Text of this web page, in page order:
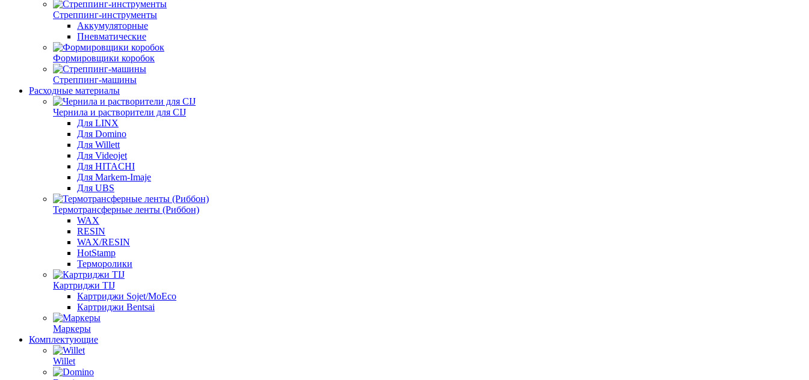
Стреппинг-инструменты
Аккумуляторные
Пневматические
Формировщики коробок
Стреппинг-машины
Расходные материалы
Чернила и растворители для CIJ
Для LINX
Для Domino
Для Willett
Для Videojet
Для HITACHI
Для Markem-Imaje
Для UBS
Термотрансферные ленты (Риббон)
WAX
RESIN
WAX/RESIN
HotStamp
Терморолики
Картриджи TIJ
Картриджи Sojet/MoEco
Картриджи Bentsai
Маркеры
Комплектующие
Willet